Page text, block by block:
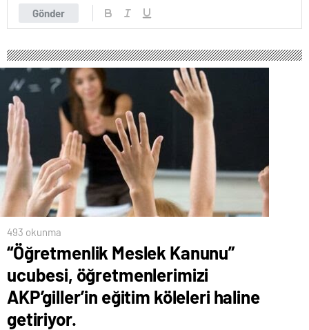
Gönder
493 okunma
“Öğretmenlik Meslek Kanunu”
ucubesi, öğretmenlerimizi
AKP’giller’in eğitim köleleri haline
getiriyor.